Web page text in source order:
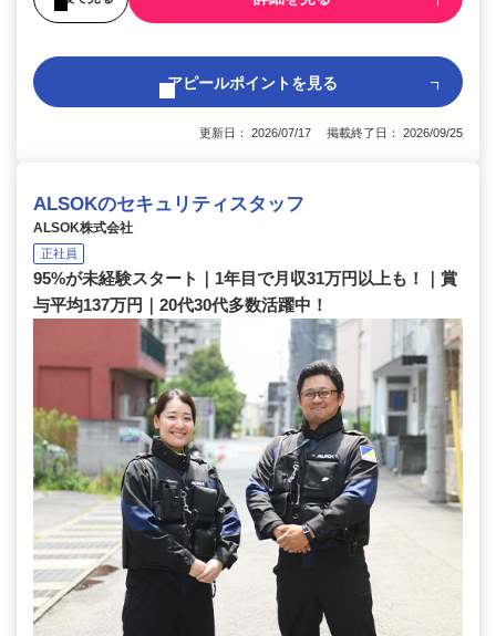
アピールポイントを見る
更新日： 2026/07/17 掲載終了日： 2026/09/25
ALSOKのセキュリティスタッフ
ALSOK株式会社
正社員
95%が未経験スタート｜1年目で月収31万円以上も！｜賞
与平均137万円｜20代30代多数活躍中！